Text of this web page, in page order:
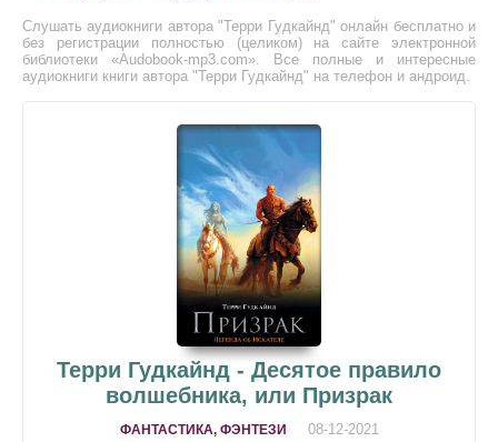
Слушать аудиокниги автора "Терри Гудкайнд" онлайн бесплатно и
без регистрации полностью (целиком) на сайте электронной
библиотеки «Audobook-mp3.com». Все полные и интересные
аудиокниги книги автора "Терри Гудкайнд" на телефон и андроид.
Терри Гудкайнд - Десятое правило
волшебника, или Призрак
ФАНТАСТИКА, ФЭНТЕЗИ 08-12-2021